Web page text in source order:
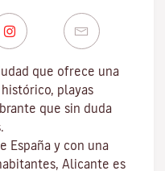
que ofrece una
playas
que sin duda
España y con una
Alicante es